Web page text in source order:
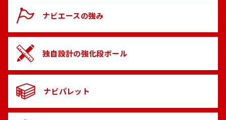
ナビエースの強み
独自設計の強化段ボール
ナビパレット